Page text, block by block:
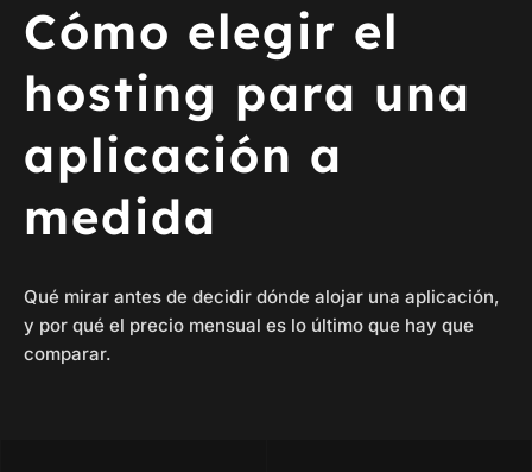
Cómo elegir el
hosting para una
aplicación a
medida
Qué mirar antes de decidir dónde alojar una aplicación,
y por qué el precio mensual es lo último que hay que
comparar.